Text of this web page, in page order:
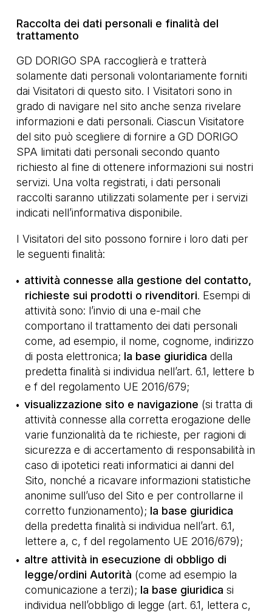
Raccolta dei dati personali e finalità del
trattamento
GD DORIGO SPA raccoglierà e tratterà
solamente dati personali volontariamente forniti
dai Visitatori di questo sito. I Visitatori sono in
grado di navigare nel sito anche senza rivelare
informazioni e dati personali. Ciascun Visitatore
del sito può scegliere di fornire a GD DORIGO
SPA limitati dati personali secondo quanto
richiesto al fine di ottenere informazioni sui nostri
servizi. Una volta registrati, i dati personali
raccolti saranno utilizzati solamente per i servizi
indicati nell’informativa disponibile.
I Visitatori del sito possono fornire i loro dati per
le seguenti finalità:
attività connesse alla gestione del contatto,
richieste sui prodotti o rivenditori. Esempi di
attività sono: l’invio di una e-mail che
comportano il trattamento dei dati personali
come, ad esempio, il nome, cognome, indirizzo
di posta elettronica; la base giuridica della
predetta finalità si individua nell’art. 6.1, lettere b
e f del regolamento UE 2016/679;
visualizzazione sito e navigazione (si tratta di
attività connesse alla corretta erogazione delle
varie funzionalità da te richieste, per ragioni di
sicurezza e di accertamento di responsabilità in
caso di ipotetici reati informatici ai danni del
Sito, nonché a ricavare informazioni statistiche
anonime sull’uso del Sito e per controllarne il
corretto funzionamento); la base giuridica
della predetta finalità si individua nell’art. 6.1,
lettere a, c, f del regolamento UE 2016/679);
altre attività in esecuzione di obbligo di
legge/ordini Autorità (come ad esempio la
comunicazione a terzi); la base giuridica si
individua nell’obbligo di legge (art. 6.1, lettera c,